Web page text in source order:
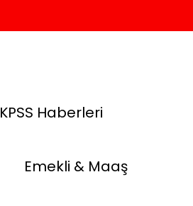
KPSS Haberleri
Emekli & Maaş